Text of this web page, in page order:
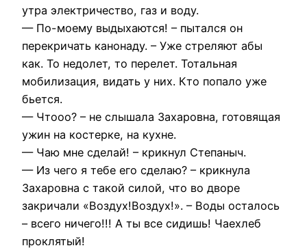
утра электричество, газ и воду.
— По-моему выдыхаются! – пытался он
перекричать канонаду. – Уже стреляют абы
как. То недолет, то перелет. Тотальная
мобилизация, видать у них. Кто попало уже
бьется.
— Чтооо? – не слышала Захаровна, готовящая
ужин на костерке, на кухне.
— Чаю мне сделай! – крикнул Степаныч.
— Из чего я тебе его сделаю? – крикнула
Захаровна с такой силой, что во дворе
закричали «Воздух!Воздух!». – Воды осталось
– всего ничего!!! А ты все сидишь! Чаехлеб
проклятый!